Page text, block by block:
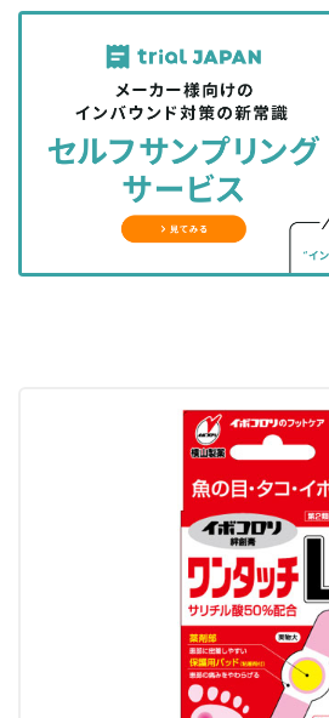
記
を
シ
ェ
る
記
事
を
シ
ェ
ア
す
る
な
ッ
ク
マ
に